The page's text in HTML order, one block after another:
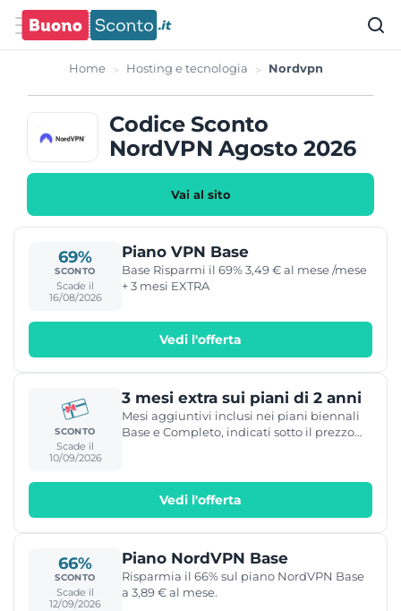
Home Hosting e tecnologia Nordvpn
Codice Sconto
NordVPN Agosto 2026
Vai al sito
69%
SCONTO
Scade il
16/08/2026
Piano VPN Base
Base Risparmi il 69% 3,49 € al mese /mese
+ 3 mesi EXTRA
Vedi l'offerta
SCONTO
Scade il
10/09/2026
3 mesi extra sui piani di 2 anni
Mesi aggiuntivi inclusi nei piani biennali
Base e Completo, indicati sotto il prezzo
Vedi l'offerta
66%
SCONTO
Scade il
12/09/2026
Piano NordVPN Base
Risparmia il 66% sul piano NordVPN Base
a 3,89 € al mese.